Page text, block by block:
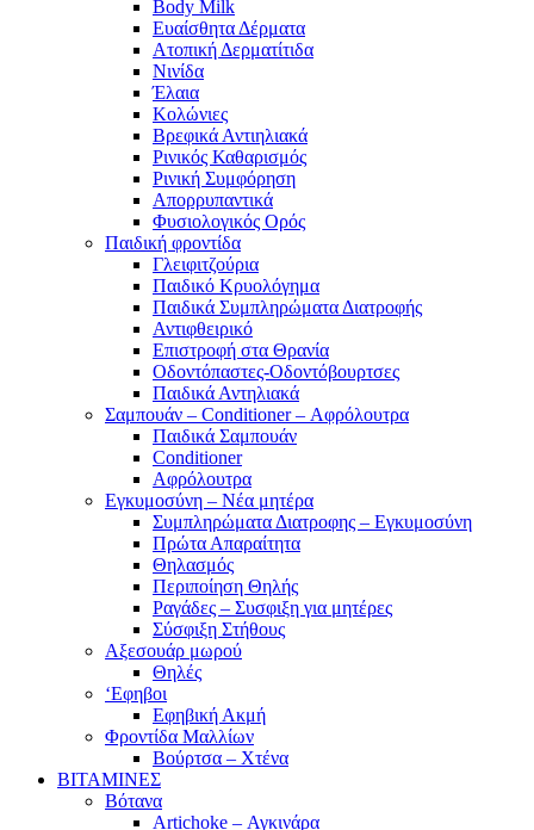
Body Milk
Ευαίσθητα Δέρματα
Ατοπική Δερματίτιδα
Νινίδα
Έλαια
Κολώνιες
Βρεφικά Αντιηλιακά
Ρινικός Καθαρισμός
Ρινική Συμφόρηση
Απορρυπαντικά
Φυσιολογικός Ορός
Παιδική φροντίδα
Γλειφιτζούρια
Παιδικό Κρυολόγημα
Παιδικά Συμπληρώματα Διατροφής
Αντιφθειρικό
Επιστροφή στα Θρανία
Οδοντόπαστες-Οδοντόβουρτσες
Παιδικά Αντηλιακά
Σαμπουάν – Conditioner – Αφρόλουτρα
Παιδικά Σαμπουάν
Conditioner
Αφρόλουτρα
Εγκυμοσύνη – Νέα μητέρα
Συμπληρώματα Διατροφης – Εγκυμοσύνη
Πρώτα Απαραίτητα
Θηλασμός
Περιποίηση Θηλής
Ραγάδες – Συσφιξη για μητέρες
Σύσφιξη Στήθους
Αξεσουάρ μωρού
Θηλές
‘Εφηβοι
Εφηβική Ακμή
Φροντίδα Μαλλίων
Βούρτσα – Χτένα
ΒΙΤΑΜΙΝΕΣ
Βότανα
Artichoke – Αγκινάρα